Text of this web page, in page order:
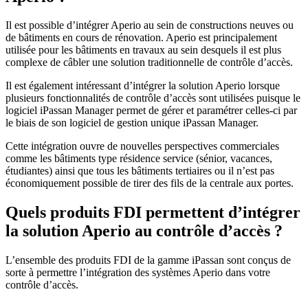
Il est possible d’intégrer Aperio au sein de constructions neuves ou
de bâtiments en cours de rénovation. Aperio est principalement
utilisée pour les bâtiments en travaux au sein desquels il est plus
complexe de câbler une solution traditionnelle de contrôle d’accès.
Il est également intéressant d’intégrer la solution Aperio lorsque
plusieurs fonctionnalités de contrôle d’accès sont utilisées puisque le
logiciel iPassan Manager permet de gérer et paramétrer celles-ci par
le biais de son logiciel de gestion unique iPassan Manager.
Cette intégration ouvre de nouvelles perspectives commerciales
comme les bâtiments type résidence service (sénior, vacances,
étudiantes) ainsi que tous les bâtiments tertiaires ou il n’est pas
économiquement possible de tirer des fils de la centrale aux portes.
Quels produits FDI permettent d’intégrer
la solution Aperio au contrôle d’accès ?
L’ensemble des produits FDI de la gamme iPassan sont conçus de
sorte à permettre l’intégration des systèmes Aperio dans votre
contrôle d’accès.